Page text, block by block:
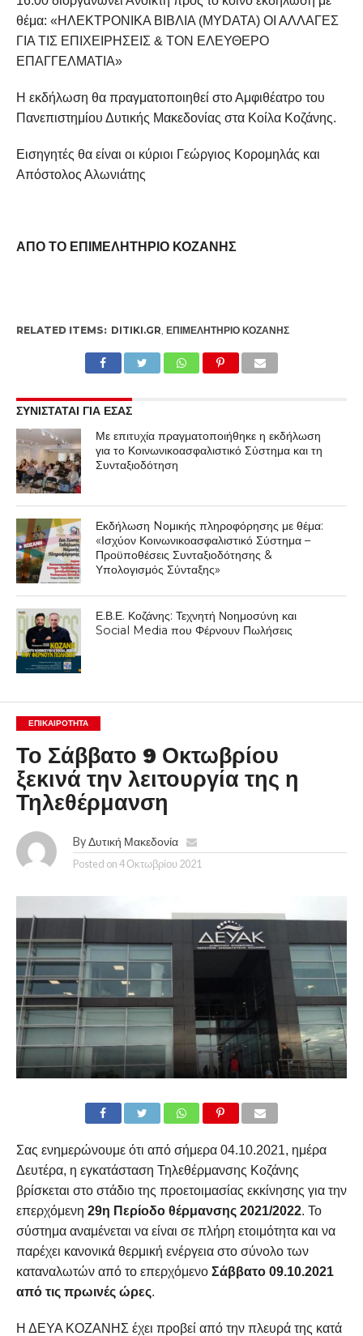
θέμα: «ΗΛΕΚΤΡΟΝΙΚΑ ΒΙΒΛΙΑ (MYDATA) ΟΙ ΑΛΛΑΓΕΣ
ΓΙΑ ΤΙΣ ΕΠΙΧΕΙΡΗΣΕΙΣ & ΤΟΝ ΕΛΕΥΘΕΡΟ
ΕΠΑΓΓΕΛΜΑΤΙΑ»
Η εκδήλωση θα πραγματοποιηθεί στο Αμφιθέατρο του
Πανεπιστημίου Δυτικής Μακεδονίας στα Κοίλα Κοζάνης.
Εισηγητές θα είναι οι κύριοι Γεώργιος Κορομηλάς και
Απόστολος Αλωνιάτης
ΑΠΟ ΤΟ ΕΠΙΜΕΛΗΤΗΡΙΟ ΚΟΖΑΝΗΣ
RELATED ITEMS: DITIKI.GR ΕΠΙΜΕΛΗΤΉΡΙΟ ΚΟΖΆΝΗΣ
ΣΥΝΙΣΤΑΤΑΙ ΓΙΑ ΕΣΑΣ
Με επιτυχία πραγματοποιήθηκε η εκδήλωση
για το Κοινωνικοασφαλιστικό Σύστημα και τη
Συνταξιοδότηση
Εκδήλωση Nομικής πληροφόρησης με θέμα:
«Ισχύον Κοινωνικοασφαλιστικό Σύστημα –
Προϋποθέσεις Συνταξιοδότησης &
Υπολογισμός Σύνταξης»
Ε.Β.Ε. Κοζάνης: Τεχνητή Νοημοσύνη και
Social Media που Φέρνουν Πωλήσεις
ΕΠΙΚΑΙΡΟΤΗΤΑ
Το Σάββατο 9 Οκτωβρίου
ξεκινά την λειτουργία της η
Τηλεθέρμανση
By Δυτική Μακεδονία
Posted on4 Οκτωβρίου 2021
Σας ενημερώνουμε ότι από σήμερα 04.10.2021, ημέρα
Δευτέρα, η εγκατάσταση Τηλεθέρμανσης Κοζάνης
βρίσκεται στο στάδιο της προετοιμασίας εκκίνησης για την
επερχόμενη 29η Περίοδο θέρμανσης 2021/2022. Το
σύστημα αναμένεται να είναι σε πλήρη ετοιμότητα και να
παρέχει κανονικά θερμική ενέργεια στο σύνολο των
καταναλωτών από το επερχόμενο Σάββατο 09.10.2021
από τις πρωινές ώρες.
Η ΔΕΥΑ ΚΟΖΑΝΗΣ έχει προβεί από την πλευρά της κατά